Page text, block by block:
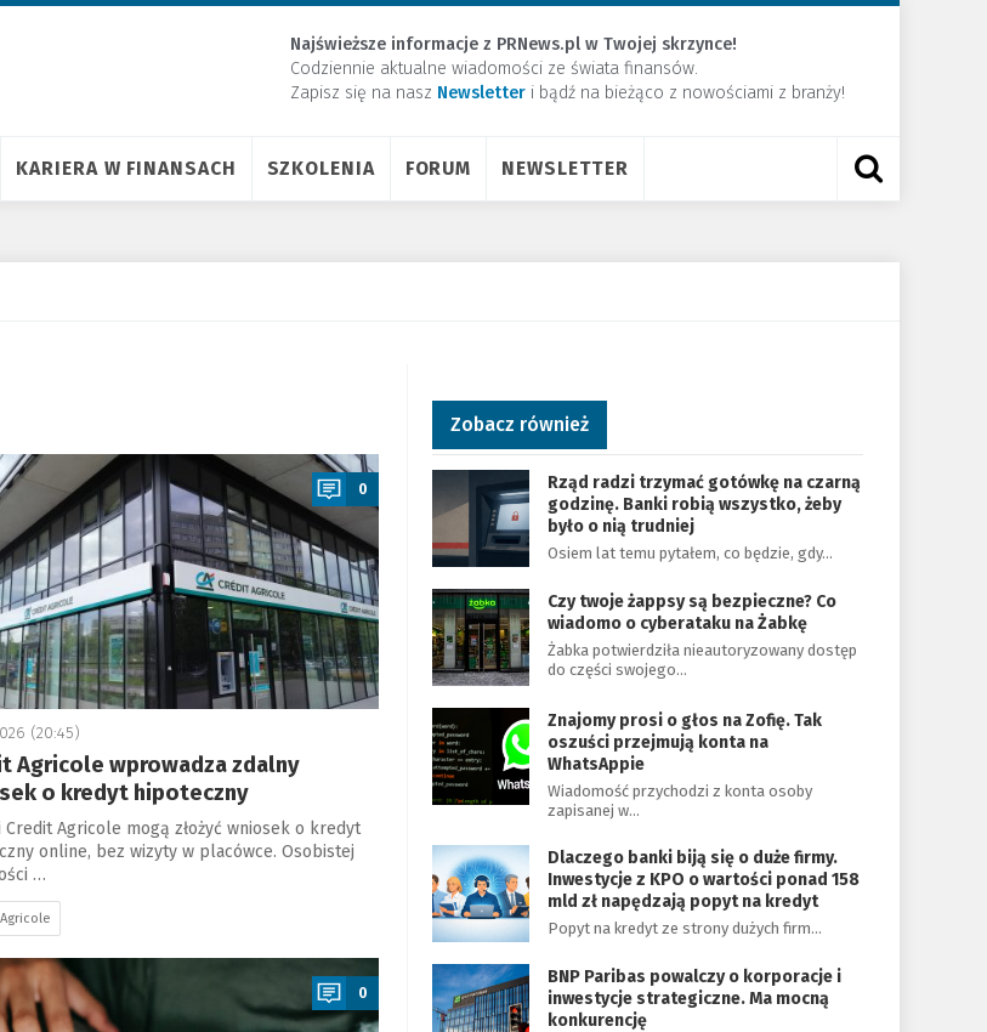
Najświeższe informacje z PRNews.pl w Twojej skrzynce!
Codziennie aktualne wiadomości ze świata finansów.
Zapisz się na nasz Newsletter ​i bądź na bieżąco z nowościami z branży!
KARIERA W FINANSACH SZKOLENIA FORUM NEWSLETTER
0
(20:45)
Agricole wprowadza zdalny
o kredyt hipoteczny
Credit Agricole mogą złożyć wniosek o kredyt
online, bez wizyty w placówce. Osobistej
…
0
Zobacz również
Rząd radzi trzymać gotówkę na czarną
godzinę. Banki robią wszystko, żeby
było o nią trudniej
Osiem lat temu pytałem, co będzie, gdy…
Czy twoje żappsy są bezpieczne? Co
wiadomo o cyberataku na Żabkę
Żabka potwierdziła nieautoryzowany dostęp
do części swojego…
Znajomy prosi o głos na Zofię. Tak
oszuści przejmują konta na
WhatsAppie
Wiadomość przychodzi z konta osoby
zapisanej w…
Dlaczego banki biją się o duże firmy.
Inwestycje z KPO o wartości ponad 158
mld zł napędzają popyt na kredyt
Popyt na kredyt ze strony dużych firm…
BNP Paribas powalczy o korporacje i
inwestycje strategiczne. Ma mocną
konkurencję